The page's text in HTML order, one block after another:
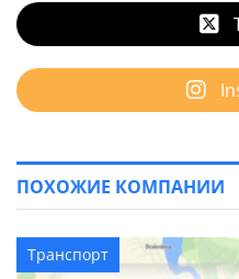
ПОХОЖИЕ КОМПАНИИ
Транспорт